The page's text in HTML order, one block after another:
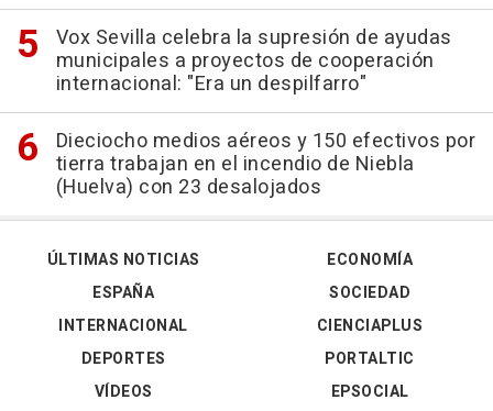
Vox Sevilla celebra la supresión de ayudas
municipales a proyectos de cooperación
internacional: "Era un despilfarro"
Dieciocho medios aéreos y 150 efectivos por
tierra trabajan en el incendio de Niebla
(Huelva) con 23 desalojados
ÚLTIMAS NOTICIAS
ESPAÑA
INTERNACIONAL
DEPORTES
VÍDEOS
ECONOMÍA
SOCIEDAD
CIENCIAPLUS
PORTALTIC
EPSOCIAL